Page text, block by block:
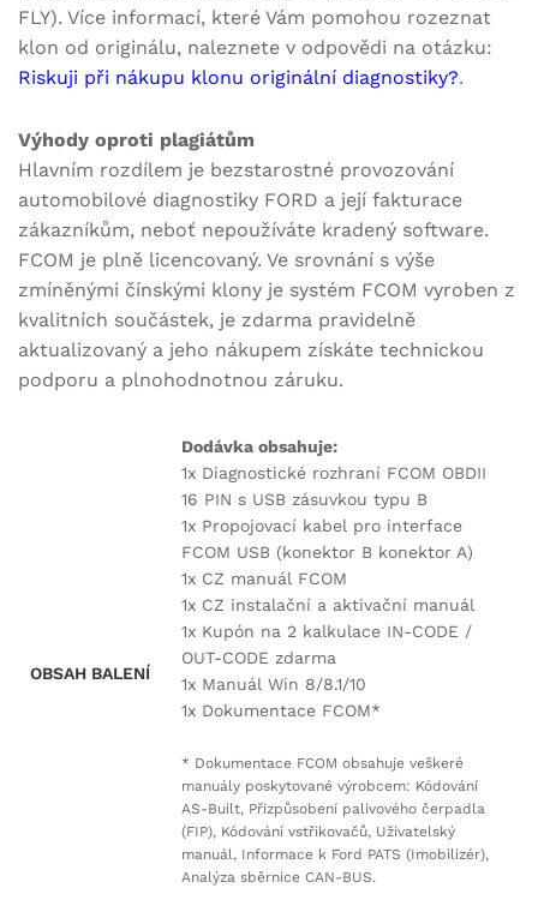
FLY). Více informací, které Vám pomohou rozeznat
klon od originálu, naleznete v odpovědi na otázku:
Riskuji při nákupu klonu originální diagnostiky?.
Výhody oproti plagiátům
Hlavním rozdílem je bezstarostné provozování
automobilové diagnostiky FORD a její fakturace
zákazníkům, neboť nepoužíváte kradený software.
FCOM je plně licencovaný. Ve srovnání s výše
zmíněnými čínskými klony je systém FCOM vyroben z
kvalitních součástek, je zdarma pravidelně
aktualizovaný a jeho nákupem získáte technickou
podporu a plnohodnotnou záruku.
OBSAH BALENÍ
Dodávka obsahuje:
1x Diagnostické rozhraní FCOM OBDII
16 PIN s USB zásuvkou typu B
1x Propojovací kabel pro interface
FCOM USB (konektor B konektor A)
1x CZ manuál FCOM
1x CZ instalační a aktivační manuál
1x Kupón na 2 kalkulace IN-CODE /
OUT-CODE zdarma
1x Manuál Win 8/8.1/10
1x Dokumentace FCOM*
* Dokumentace FCOM obsahuje veškeré
manuály poskytované výrobcem: Kódování
AS-Built, Přizpůsobení palivového čerpadla
(FIP), Kódování vstřikovačů, Uživatelský
manuál, Informace k Ford PATS (Imobilizér),
Analýza sběrnice CAN-BUS.